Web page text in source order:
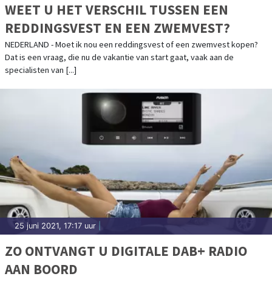
WEET U HET VERSCHIL TUSSEN EEN
REDDINGSVEST EN EEN ZWEMVEST?
NEDERLAND - Moet ik nou een reddingsvest of een zwemvest kopen?
Dat is een vraag, die nu de vakantie van start gaat, vaak aan de
specialisten van [...]
25 juni 2021, 17:17 uur
ZO ONTVANGT U DIGITALE DAB+ RADIO
AAN BOORD